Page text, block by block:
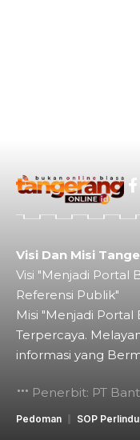
Visi Dan Misi
Visi "Menjadi Portal
Referensi Publik"
Misi "Menjadi Portal
Terpercaya.
informasi yang
Penerbit: PT
Pedoman SOP